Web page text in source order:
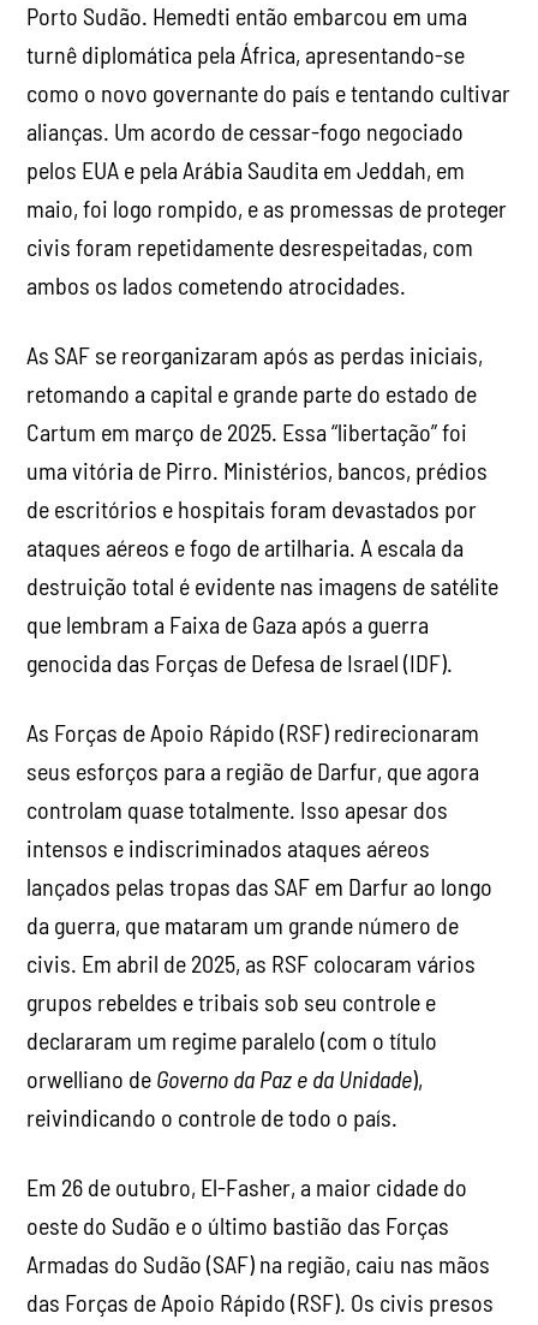
Porto Sudão. Hemedti então embarcou em uma
turnê diplomática pela África, apresentando-se
como o novo governante do país e tentando cultivar
alianças. Um acordo de cessar-fogo negociado
pelos EUA e pela Arábia Saudita em Jeddah, em
maio, foi logo rompido, e as promessas de proteger
civis foram repetidamente desrespeitadas, com
ambos os lados cometendo atrocidades.
As SAF se reorganizaram após as perdas iniciais,
retomando a capital e grande parte do estado de
Cartum em março de 2025. Essa “libertação” foi
uma vitória de Pirro. Ministérios, bancos, prédios
de escritórios e hospitais foram devastados por
ataques aéreos e fogo de artilharia. A escala da
destruição total é evidente nas imagens de satélite
que lembram a Faixa de Gaza após a guerra
genocida das Forças de Defesa de Israel (IDF).
As Forças de Apoio Rápido (RSF) redirecionaram
seus esforços para a região de Darfur, que agora
controlam quase totalmente. Isso apesar dos
intensos e indiscriminados ataques aéreos
lançados pelas tropas das SAF em Darfur ao longo
da guerra, que mataram um grande número de
civis. Em abril de 2025, as RSF colocaram vários
grupos rebeldes e tribais sob seu controle e
declararam um regime paralelo (com o título
orwelliano de Governo da Paz e da Unidade),
reivindicando o controle de todo o país.
Em 26 de outubro, El-Fasher, a maior cidade do
oeste do Sudão e o último bastião das Forças
Armadas do Sudão (SAF) na região, caiu nas mãos
das Forças de Apoio Rápido (RSF). Os civis presos